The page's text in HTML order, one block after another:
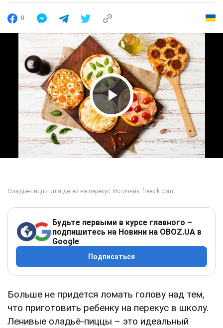
0
Play Video
Будьте первыми в курсе главного –
подпишитесь на Новини на OBOZ.UA в
Google
Подписаться
Больше не придется ломать голову над тем,
что приготовить ребенку на перекус в школу.
Ленивые оладьё-пиццы – это идеальный